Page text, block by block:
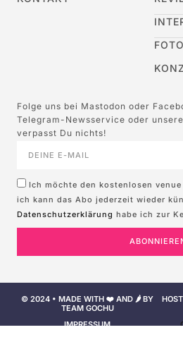
Folge uns bei Mastodon oder
Telegram-Newsservice oder
verpasst Du nichts!
Ich möchte den kostenlosen
ich kann das Abo jederzeit wieder
Datenschutzerklärung habe ich zur
© 2024 • MADE WITH ❤️ AND 🌶️ BY
TEAM GOCHU
IMPRESSUM